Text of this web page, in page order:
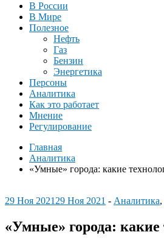
В России
В Мире
Полезное
Нефть
Газ
Бензин
Энергетика
Персоны
Аналитика
Как это работает
Мнение
Регулирование
Главная
Аналитика
«Умные» города: какие
29 Ноя 2021 29 Ноя 2021 - Аналитика,
«Умные» города: